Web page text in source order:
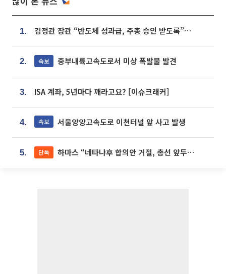
1. 김정관 장관 “반도체 성과급, 주총 승인 받도록”…상법·자본시장법 개정 시사
2. 속보 중부내륙고속도로서 미상 폭발물 발견
3. ISA 계좌, 5년마다 깨라고요? [이슈크래커]
4. 속보 서울양양고속도로 이천터널 앞 사고 발생
5. 단독 하마스 “네타냐후 합의안 거절, 총선 앞두고 시간 끌기”